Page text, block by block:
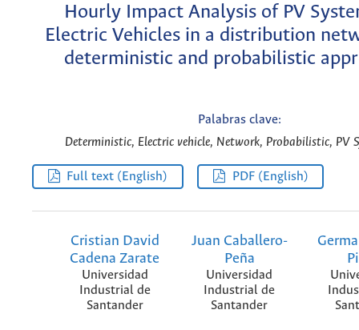
Hourly Impact Analysis of PV
Electric Vehicles in a distribution
deterministic and probabilistic
Palabras clave:
Deterministic, Electric vehicle, Network, Probabilistic, PV
Full text (English) PDF (English)
Cristian David
Cadena Zarate
Universidad
Industrial de
Santander
Juan Caballero-
Peña
Universidad
Industrial de
Santander